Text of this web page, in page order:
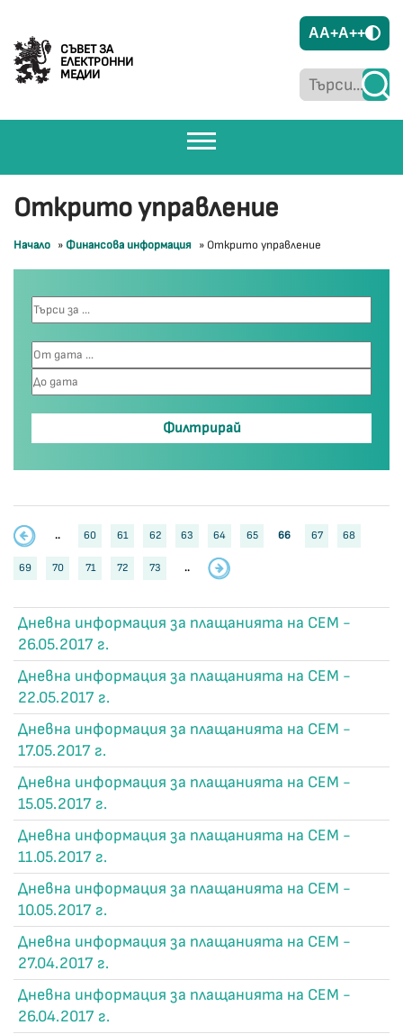
СЪВЕТ ЗА
ЕЛЕКТРОННИ
МЕДИИ
AA+A++
Открито управление
Начало » Финансова информация » Открито управление
.. 60 61 62 63 64 65 66 67 68
69 70 71 72 73 ..
Дневна информация за плащанията на СЕМ -
26.05.2017 г.
Дневна информация за плащанията на СЕМ -
22.05.2017 г.
Дневна информация за плащанията на СЕМ -
17.05.2017 г.
Дневна информация за плащанията на СЕМ -
15.05.2017 г.
Дневна информация за плащанията на СЕМ -
11.05.2017 г.
Дневна информация за плащанията на СЕМ -
10.05.2017 г.
Дневна информация за плащанията на СЕМ -
27.04.2017 г.
Дневна информация за плащанията на СЕМ -
26.04.2017 г.